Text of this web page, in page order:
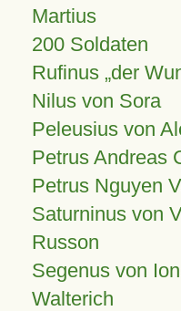
Martius
200 Soldaten
Rufinus „der
Nilus von Sora
Peleusius von
Petrus Andreas
Petrus Nguyen
Saturninus von
Russon
Segenus von
Walterich